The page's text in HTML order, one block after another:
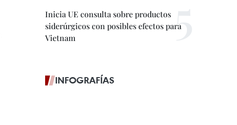
Inicia UE consulta sobre productos
siderúrgicos con posibles efectos para
Vietnam
INFOGRAFÍAS